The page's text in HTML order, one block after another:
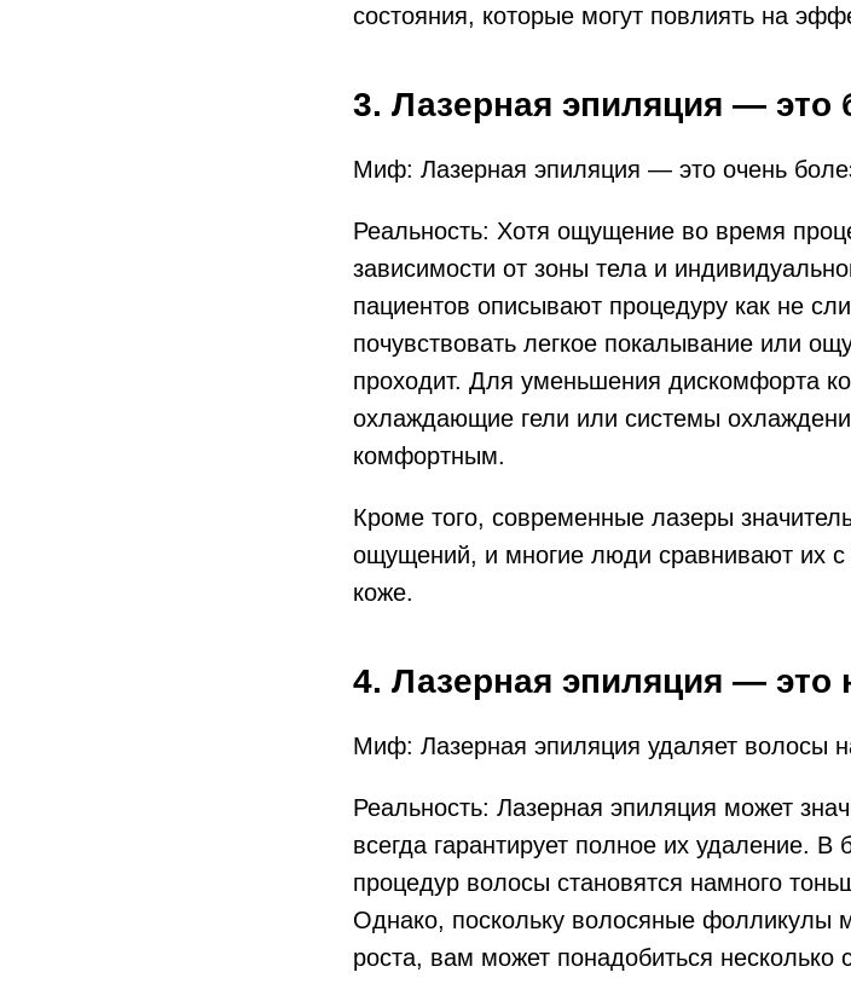
состояния, которые могут повлиять на
3. Лазерная эпиляция — это
Миф: Лазерная эпиляция — это очень
Реальность: Хотя ощущение во время
зависимости от зоны тела и
пациентов описывают процедуру как не
почувствовать легкое покалывание или
проходит. Для уменьшения дискомфорта
охлаждающие гели или системы
комфортным.
Кроме того, современные лазеры
ощущений, и многие люди сравнивают их с
коже.
4. Лазерная эпиляция — это
Миф: Лазерная эпиляция удаляет волосы
Реальность: Лазерная эпиляция может
всегда гарантирует полное их удаление.
процедур волосы становятся намного
Однако, поскольку волосяные фолликулы
роста, вам может понадобиться несколько